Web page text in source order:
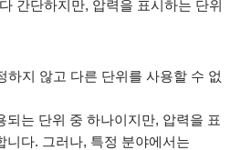
간단하지만, 압력을 표시하는 단위
하지 않고 다른 단위를 사용할 수 없
되는 단위 중 하나이지만, 압력을 표
니다. 그러나, 특정 분야에서는